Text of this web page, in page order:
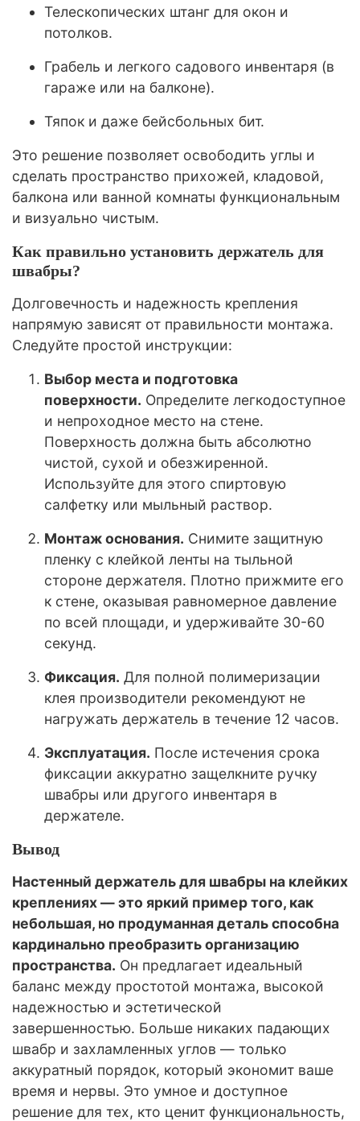
Телескопических штанг для окон и
потолков.
Грабель и легкого садового инвентаря (в
гараже или на балконе).
Тяпок и даже бейсбольных бит.
Это решение позволяет освободить углы и
сделать пространство прихожей, кладовой,
балкона или ванной комнаты функциональным
и визуально чистым.
Как правильно установить держатель для
швабры?
Долговечность и надежность крепления
напрямую зависят от правильности монтажа.
Следуйте простой инструкции:
Выбор места и подготовка
поверхности. Определите легкодоступное
и непроходное место на стене.
Поверхность должна быть абсолютно
чистой, сухой и обезжиренной.
Используйте для этого спиртовую
салфетку или мыльный раствор.
Монтаж основания. Снимите защитную
пленку с клейкой ленты на тыльной
стороне держателя. Плотно прижмите его
к стене, оказывая равномерное давление
по всей площади, и удерживайте 30-60
секунд.
Фиксация. Для полной полимеризации
клея производители рекомендуют не
нагружать держатель в течение 12 часов.
Эксплуатация. После истечения срока
фиксации аккуратно защелкните ручку
швабры или другого инвентаря в
держателе.
Вывод
Настенный держатель для швабры на клейких
креплениях — это яркий пример того, как
небольшая, но продуманная деталь способна
кардинально преобразить организацию
пространства. Он предлагает идеальный
баланс между простотой монтажа, высокой
надежностью и эстетической
завершенностью. Больше никаких падающих
швабр и захламленных углов — только
аккуратный порядок, который экономит ваше
время и нервы. Это умное и доступное
решение для тех, кто ценит функциональность,